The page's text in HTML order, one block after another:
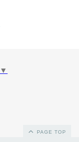
▼
PAGE TOP